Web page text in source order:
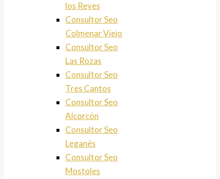
los Reyes
Consultor Seo
Colmenar Viejo
Consultor Seo
Las Rozas
Consultor Seo
Tres Cantos
Consultor Seo
Alcorcón
Consultor Seo
Leganés
Consultor Seo
Mostoles